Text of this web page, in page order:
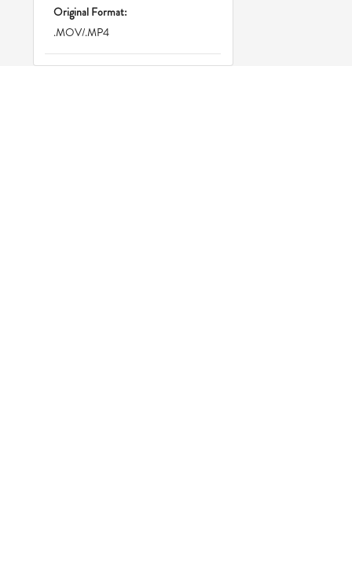
Original Format:
.MOV/.MP4